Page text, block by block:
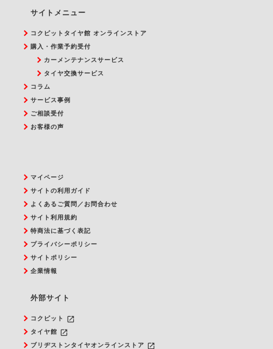
サイトメニュー
コクピットタイヤ館 オンラインストア
購入・作業予約受付
カーメンテナンスサービス
タイヤ交換サービス
コラム
サービス事例
ご相談受付
お客様の声
マイページ
サイトの利用ガイド
よくあるご質問／お問合わせ
サイト利用規約
特商法に基づく表記
プライバシーポリシー
サイトポリシー
企業情報
外部サイト
コクピット launch
タイヤ館 launch
ブリヂストンタイヤオンラインストア launch